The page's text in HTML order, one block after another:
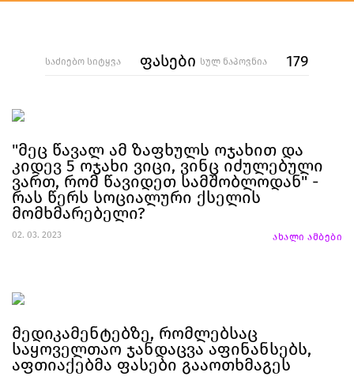
საძიებო სიტყვა ფასები სულ ნაპოვნია 179
"მეც წავალ ამ ზაფხულს ოჯახით და
კიდევ 5 ოჯახი ვიცი, ვინც იძულებული
ვართ, რომ წავიდეთ სამშობლოდან" -
რას წერს სოციალური ქსელის
მომხმარებელი?
02. 03. 2023 ახალი ამბები
მედიკამენტებზე, რომლებსაც
საყოველთაო ჯანდაცვა აფინანსებს,
აფთიაქებმა ფასები გააოთხმაგეს